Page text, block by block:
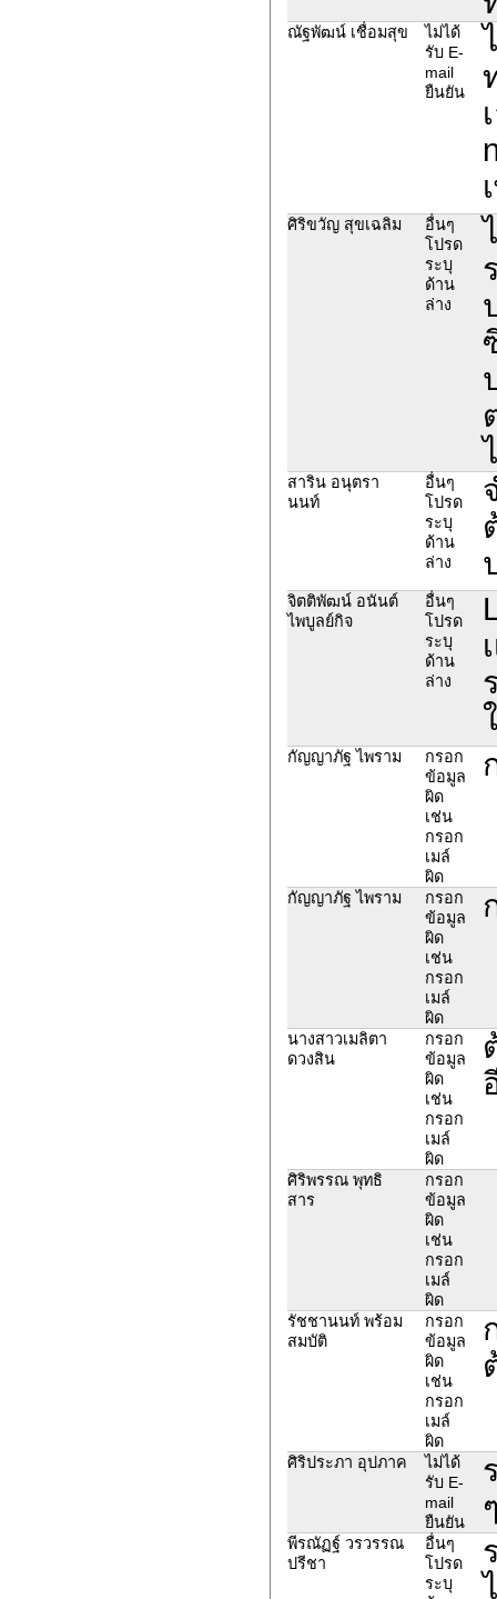
ณัฐพัฒน์ เชื่อมสุข
ไม่ได้
รับ E-
mail
ยืนยัน
ศิริขวัญ สุขเฉลิม
อื่นๆ
โปรด
ระบุ
ด้าน
ล่าง
สาริน อนุตรา
นนท์
อื่นๆ
โปรด
ระบุ
ด้าน
ล่าง
จิตติพัฒน์ อนันต์
ไพบูลย์กิจ
อื่นๆ
โปรด
ระบุ
ด้าน
ล่าง
กัญญาภัฐ ไพราม
กรอก
ข้อมูล
ผิด
เช่น
กรอก
เมล์
ผิด
กัญญาภัฐ ไพราม
กรอก
ข้อมูล
ผิด
เช่น
กรอก
เมล์
ผิด
นางสาวเมลิตา
ดวงสิน
กรอก
ข้อมูล
ผิด
เช่น
กรอก
เมล์
ผิด
ศิริพรรณ พุทธิ
สาร
กรอก
ข้อมูล
ผิด
เช่น
กรอก
เมล์
ผิด
รัชชานนท์ พร้อม
สมบัติ
กรอก
ข้อมูล
ผิด
เช่น
กรอก
เมล์
ผิด
ศิริประภา อุปภาค
ไม่ได้
รับ E-
mail
ยืนยัน
พีรณัฏฐ์ วรวรรณ
ปรีชา
อื่นๆ
โปรด
ระบุ